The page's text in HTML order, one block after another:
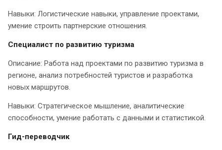
Навыки: Логистические навыки, управление проектами,
умение строить партнерские отношения.
Специалист по развитию туризма
Описание: Работа над проектами по развитию туризма в
регионе, анализ потребностей туристов и разработка
новых маршрутов.
Навыки: Стратегическое мышление, аналитические
способности, умение работать с данными и статистикой.
Гид-переводчик